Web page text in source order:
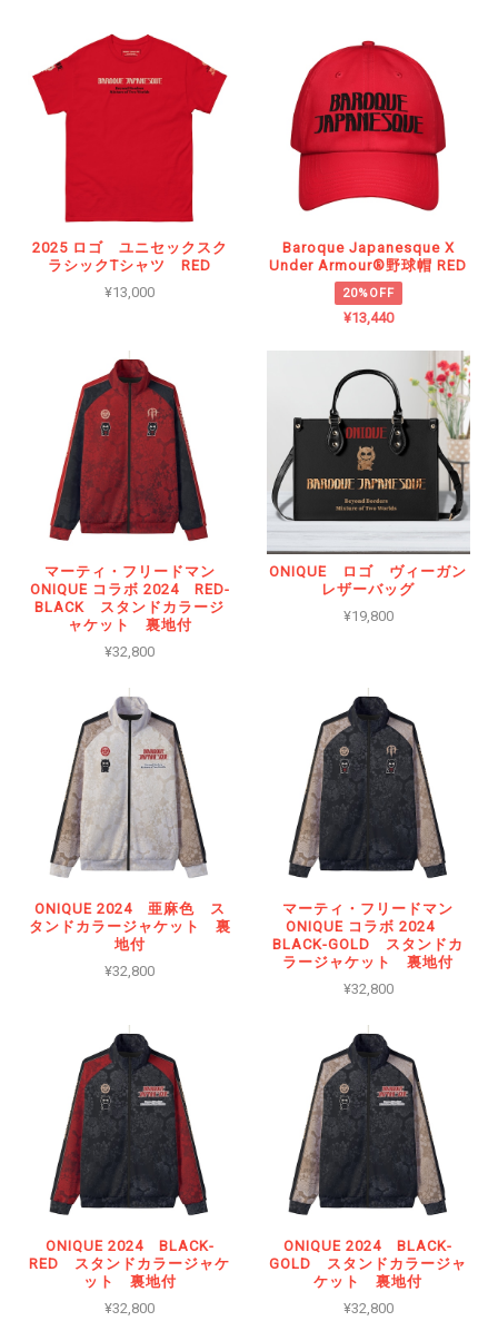
2025 ロゴ ユニセックスク
ラシックTシャツ RED
¥13,000
Baroque Japanesque X
Under Armour®野球帽 RED
20%OFF
¥13,440
マーティ・フリードマン
ONIQUE コラボ 2024 RED-
BLACK スタンドカラージ
ャケット 裏地付
¥32,800
ONIQUE ロゴ ヴィーガン
レザーバッグ
¥19,800
ONIQUE 2024 亜麻色 ス
タンドカラージャケット 裏
地付
¥32,800
マーティ・フリードマン
ONIQUE コラボ 2024
BLACK-GOLD スタンドカ
ラージャケット 裏地付
¥32,800
ONIQUE 2024 BLACK-
RED スタンドカラージャケ
ット 裏地付
¥32,800
ONIQUE 2024 BLACK-
GOLD スタンドカラージャ
ケット 裏地付
¥32,800